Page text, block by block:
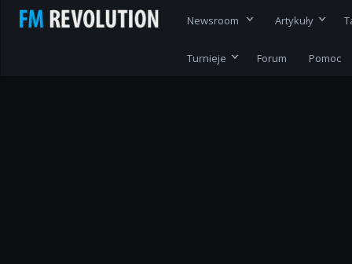
Newsroom Artykuły
Turnieje Forum Pomoc